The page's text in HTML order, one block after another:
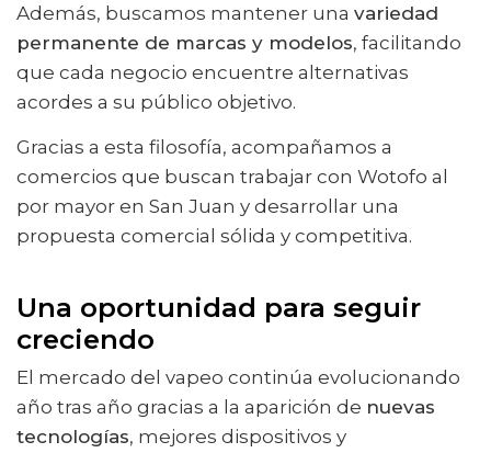
Además, buscamos mantener una variedad
permanente de marcas y modelos, facilitando
que cada negocio encuentre alternativas
acordes a su público objetivo.
Gracias a esta filosofía, acompañamos a
comercios que buscan trabajar con Wotofo al
por mayor en San Juan y desarrollar una
propuesta comercial sólida y competitiva.
Una oportunidad para seguir
creciendo
El mercado del vapeo continúa evolucionando
año tras año gracias a la aparición de nuevas
tecnologías, mejores dispositivos y